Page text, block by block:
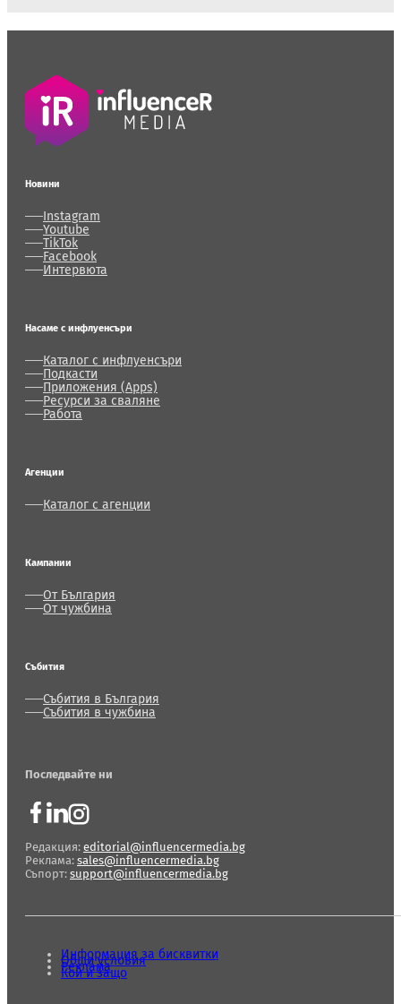
Новини
Instagram
Youtube
TikTok
Facebook
Интервюта
Насаме с инфлуенсъри
Каталог с инфлуенсъри
Подкасти
Приложения (Apps)
Ресурси за сваляне
Работа
Агенции
Каталог с агенции
Кампании
От България
От чужбина
Събития
Събития в България
Събития в чужбина
Последвайте ни
Редакция: editorial@influencermedia.bg
Реклама: sales@influencermedia.bg
Съпорт: support@influencermedia.bg
Информация за бисквитки
Общи условия
Реклама
Кой и защо